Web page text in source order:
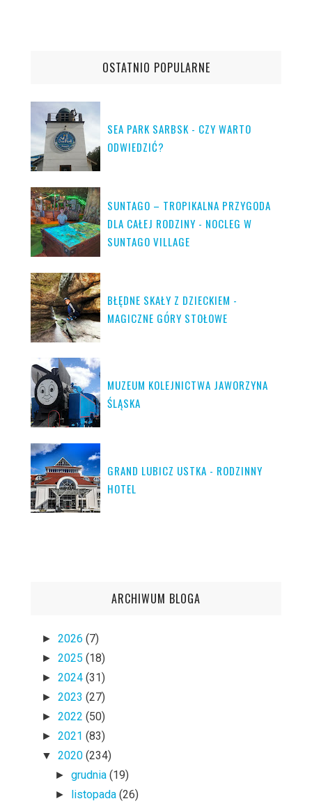
OSTATNIO POPULARNE
SEA PARK SARBSK - CZY WARTO
ODWIEDZIĆ?
SUNTAGO – TROPIKALNA PRZYGODA
DLA CAŁEJ RODZINY - NOCLEG W
SUNTAGO VILLAGE
BŁĘDNE SKAŁY Z DZIECKIEM -
MAGICZNE GÓRY STOŁOWE
MUZEUM KOLEJNICTWA JAWORZYNA
ŚLĄSKA
GRAND LUBICZ USTKA - RODZINNY
HOTEL
ARCHIWUM BLOGA
► 2026 (7)
► 2025 (18)
► 2024 (31)
► 2023 (27)
► 2022 (50)
► 2021 (83)
▼ 2020 (234)
►grudnia(19)
► listopada(26)